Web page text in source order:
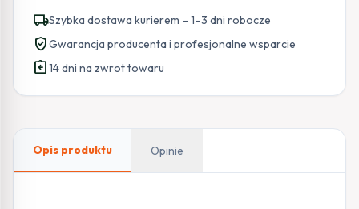
DB-
AC
local_shippingSzybka dostawa kurierem – 1–3 dni robocze
verified_userGwarancja producenta i profesjonalne wsparcie
assignment_return14 dni na zwrot towaru
Opis produktu Opinie